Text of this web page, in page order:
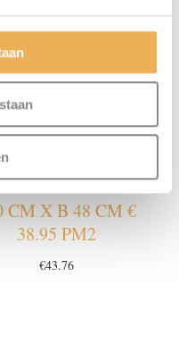
L
CM X B 48 CM €
38.95 PM2
€43.76